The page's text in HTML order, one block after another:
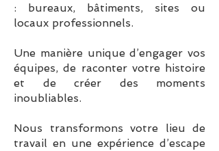
: bureaux, bâtiments, sites ou
locaux professionnels.
Une manière unique d’engager vos
équipes, de raconter votre histoire
et de créer des moments
inoubliables.
Nous transformons votre lieu de
travail en une expérience d’escape